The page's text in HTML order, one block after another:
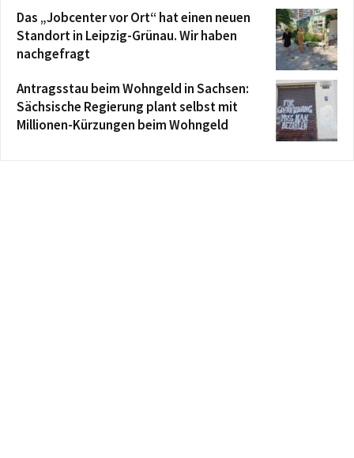
Das „Jobcenter vor Ort“ hat einen neuen
Standort in Leipzig-Grünau. Wir haben
nachgefragt
Antragsstau beim Wohngeld in Sachsen:
Sächsische Regierung plant selbst mit
Millionen-Kürzungen beim Wohngeld